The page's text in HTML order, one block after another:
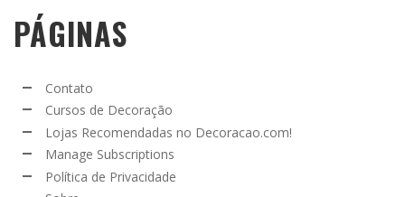
PÁGINAS
Contato
Cursos de Decoração
Lojas Recomendadas no Decoracao.com!
Manage Subscriptions
Política de Privacidade